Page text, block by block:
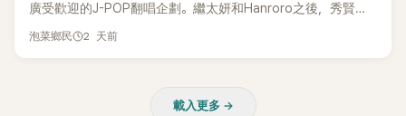
廣受歡迎的J-POP翻唱企劃。繼太妍和Hanroro之後，秀賢已
獲選為第三首翻唱歌曲的主唱，並於近期完成錄音。
泡菜鄉民 2 天前
載入更多 →